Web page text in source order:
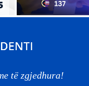
të zgjedhura!